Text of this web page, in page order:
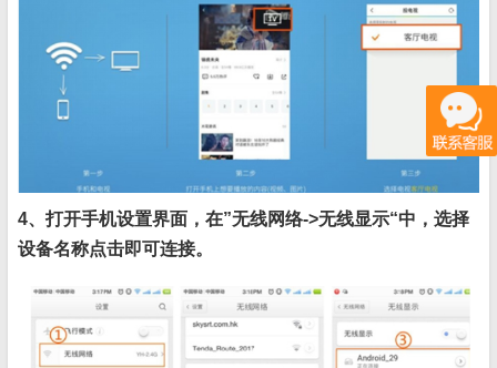
4、打开手机设置界面，在”无线网络->无线显示“中，选择
设备名称点击即可连接。